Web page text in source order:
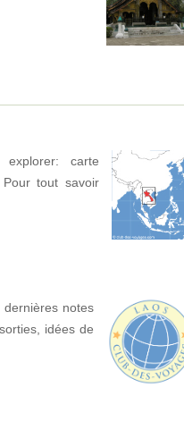
carte
tout savoir
notes
idées de